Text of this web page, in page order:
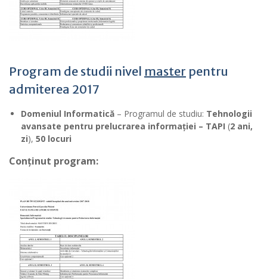
Program de studii nivel master pentru
admiterea 2017
Domeniul Informatică – Programul de studiu: Tehnologii
avansate pentru prelucrarea informației – TAPI (2 ani,
zi), 50 locuri
Conținut program: